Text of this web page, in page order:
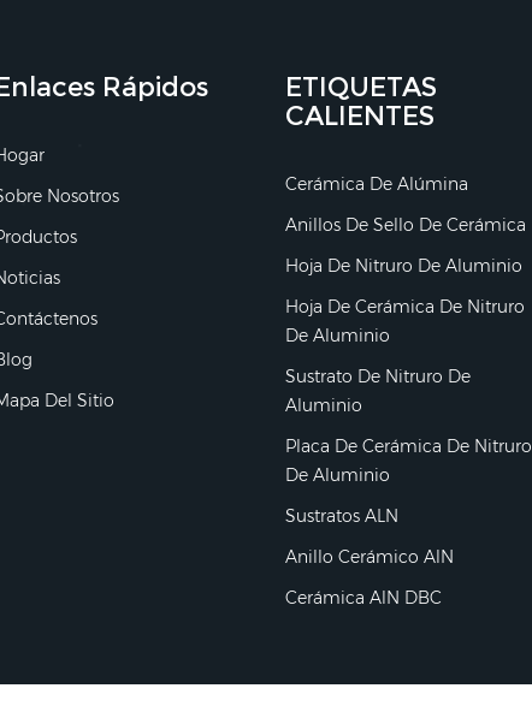
Rápidos
Nosotros
Del Sitio
ETIQUETAS
CALIENTES
Cerámica De Alúmina
Anillos De Sello De Cerámica
Hoja De Nitruro De Aluminio
Hoja De Cerámica De Nitruro
De Aluminio
Sustrato De Nitruro De
Aluminio
Placa De Cerámica De Nitruro
De Aluminio
Sustratos ALN
Anillo Cerámico AlN
Cerámica AlN DBC